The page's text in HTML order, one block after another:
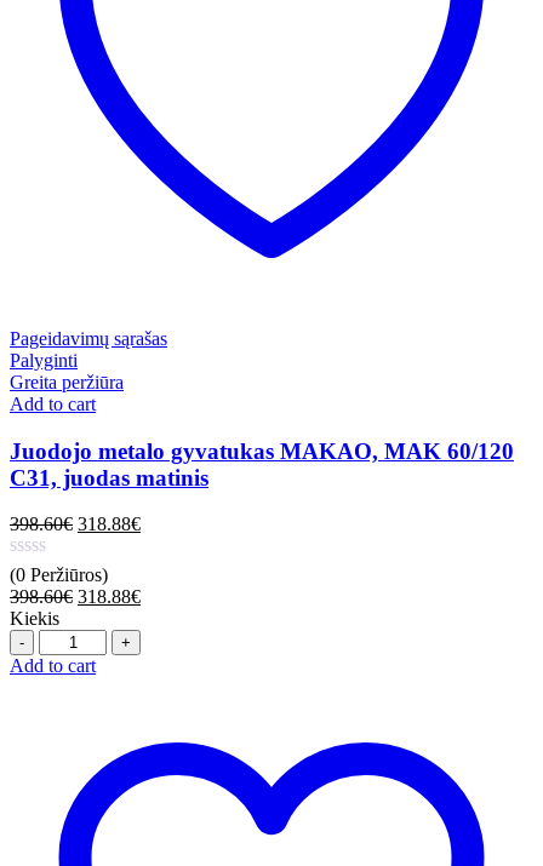
Pageidavimų sąrašas
Palyginti
Greita peržiūra
Add to cart
Juodojo metalo gyvatukas MAKAO, MAK 60/120
C31, juodas matinis
398.60€ 318.88€
(0 Peržiūros)
398.60€ 318.88€
Kiekis
Quantity
Add to cart